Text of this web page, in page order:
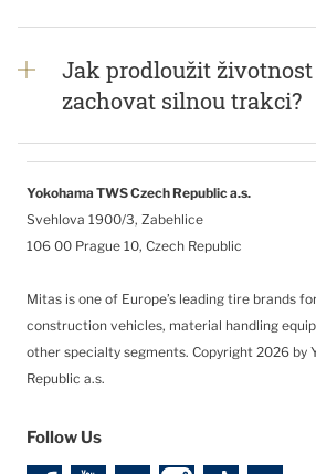
Jak prodloužit
zachovat silnou trakci?
Yokohama TWS Czech Republic a.s.
Svehlova 1900/3, Zabehlice
106 00 Prague 10, Czech Republic
Mitas is one of Europe’s leading tire brands
construction vehicles, material handling
other specialty segments. Copyright 2026 by
Republic a.s.
Follow Us